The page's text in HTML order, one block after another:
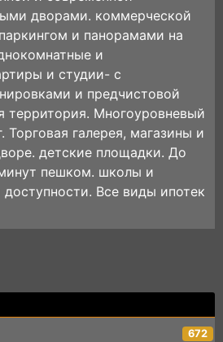
672
дворами. коммерческой
и панорамами на
и
и студии- с
и предчистовой
территория. Многоуровневый
Торговая галерея, магазины и
детские площадки. До
пешком. школы и
Все виды ипотек